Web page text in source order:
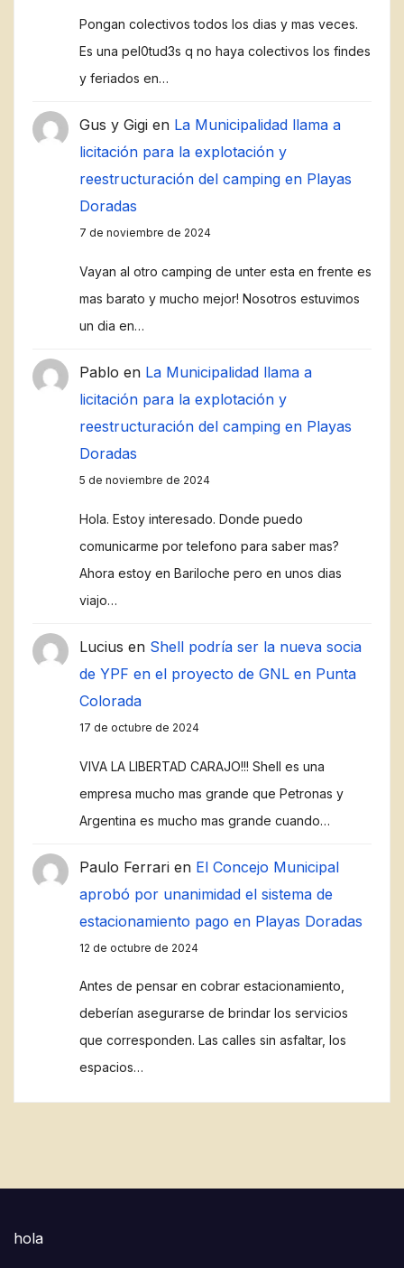
Pongan colectivos todos los dias y mas veces.
Es una pel0tud3s q no haya colectivos los findes
y feriados en…
Gus y Gigi en La Municipalidad llama a
licitación para la explotación y
reestructuración del camping en Playas
Doradas
7 de noviembre de 2024
Vayan al otro camping de unter esta en frente es
mas barato y mucho mejor! Nosotros estuvimos
un dia en…
Pablo en La Municipalidad llama a
licitación para la explotación y
reestructuración del camping en Playas
Doradas
5 de noviembre de 2024
Hola. Estoy interesado. Donde puedo
comunicarme por telefono para saber mas?
Ahora estoy en Bariloche pero en unos dias
viajo…
Lucius en Shell podría ser la nueva socia
de YPF en el proyecto de GNL en Punta
Colorada
17 de octubre de 2024
VIVA LA LIBERTAD CARAJO!!! Shell es una
empresa mucho mas grande que Petronas y
Argentina es mucho mas grande cuando…
Paulo Ferrari en El Concejo Municipal
aprobó por unanimidad el sistema de
estacionamiento pago en Playas Doradas
12 de octubre de 2024
Antes de pensar en cobrar estacionamiento,
deberían asegurarse de brindar los servicios
que corresponden. Las calles sin asfaltar, los
espacios…
hola